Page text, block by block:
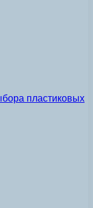
пластиковых